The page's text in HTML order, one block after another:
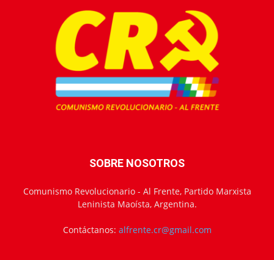
SOBRE NOSOTROS
Comunismo Revolucionario - Al Frente, Partido Marxista
Leninista Maoísta, Argentina.
Contáctanos: alfrente.cr@gmail.com